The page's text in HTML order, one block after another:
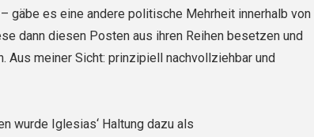
– gäbe es eine andere politische Mehrheit innerhalb von
dann diesen Posten aus ihren Reihen besetzen und
Aus meiner Sicht: prinzipiell nachvollziehbar und
wurde Iglesias‘ Haltung dazu als